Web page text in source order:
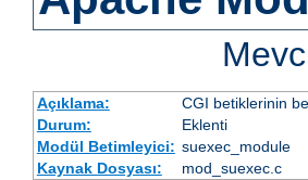
Açıklama:
CGI betiklerinin
Durum:
Eklenti
Modül Betimleyici: suexec_module
Kaynak Dosyası:
mod_suexec.c